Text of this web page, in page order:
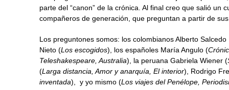
parte del “canon” de la crónica. Al final creo que salió
compañeros de generación, que preguntan a partir de
Los preguntones somos: los colombianos Alberto Salcedo
Nieto (Los escogidos), los españoles María Angulo (
Teleshakespeare, Australia), la peruana Gabriela Wiener (
(Larga distancia, Amor y anarquía, El interior), Rodrigo
inventada), y yo mismo (Los viajes del Penélope,